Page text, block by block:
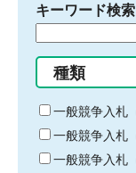
キーワード検索
る
キ
ー
ワ
ー
種類
一般競争入札
一般競争入札
一般競争入札